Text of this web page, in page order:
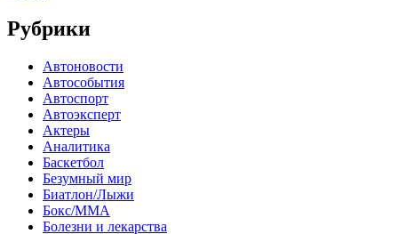
Рубрики
Автоновости
Автособытия
Автоспорт
Автоэксперт
Актеры
Аналитика
Баскетбол
Безумный мир
Биатлон/Лыжи
Бокс/MMA
Болезни и лекарства